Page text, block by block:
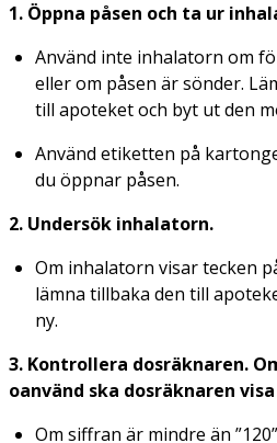
1. Öppna påsen och ta ur
Använd inte inhalatorn om
eller om påsen är sönder.
till apoteket och byt ut den
Använd etiketten på
du öppnar påsen.
2. Undersök inhalatorn.
Om inhalatorn visar tecken
lämna tillbaka den till
ny.
3. Kontrollera dosräknaren.
oanvänd ska dosräknaren visa
Om siffran är mindre än